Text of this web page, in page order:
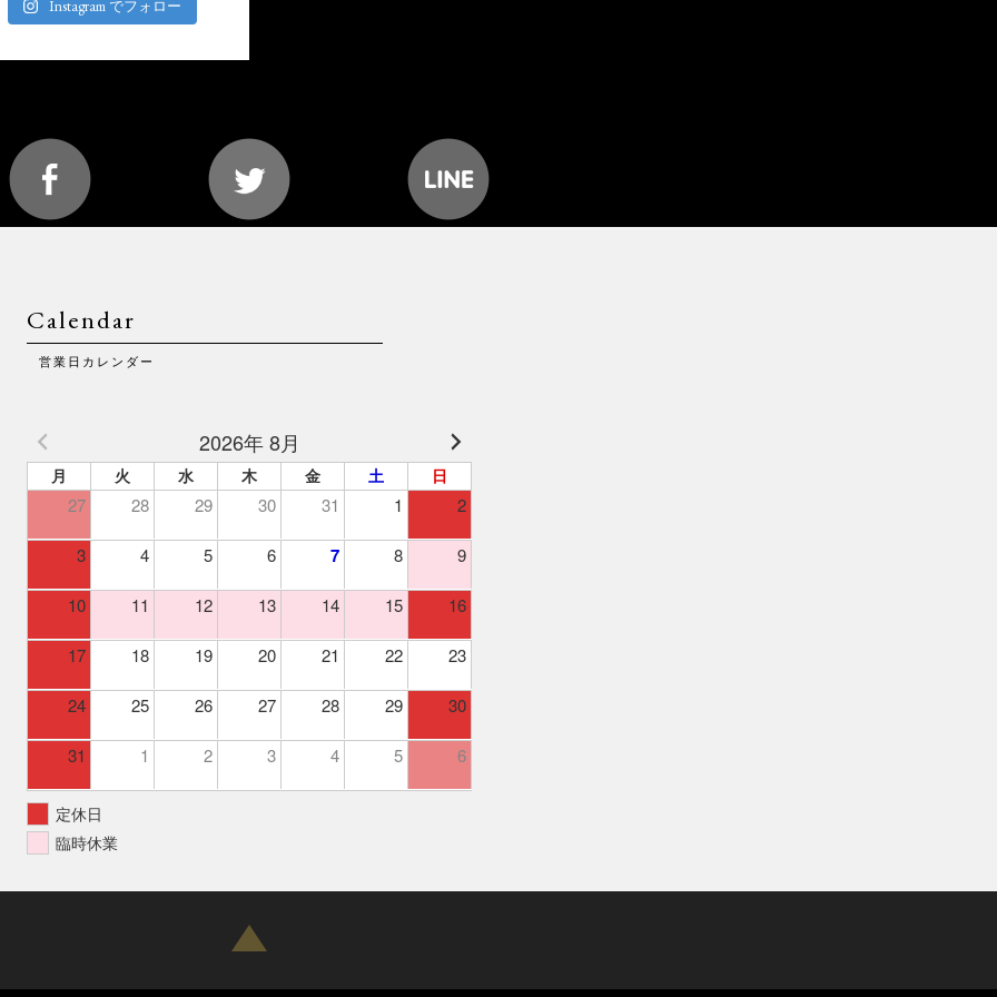
Instagram でフォロー
Calendar
営業日カレンダー
2026年 8月
月 火 水 木 金 土 日
27 28 29 30 31 1 2
3 4 5 6 7 8 9
10 11 12 13 14 15 16
17 18 19 20 21 22 23
24 25 26 27 28 29 30
31 1 2 3 4 5 6
定休日
臨時休業